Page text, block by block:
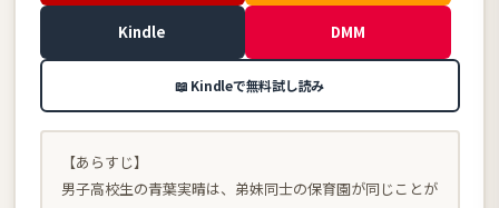
Kindle DMM
📖 Kindleで無料試し読み
【あらすじ】
男子高校生の青葉実晴は、弟妹同士の保育園が同じことが